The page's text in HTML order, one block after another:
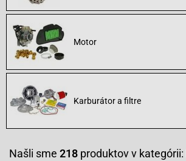
Motor
Karburátor a filtre
Našli sme 218 produktov v kategórii: